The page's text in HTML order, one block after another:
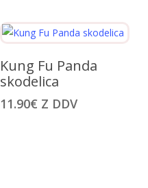
lahko
na
strani
izdelka
Izberite Možnosti
izdelek
ima
več
Kung Fu Panda
skodelica
11.90€ Z DDV